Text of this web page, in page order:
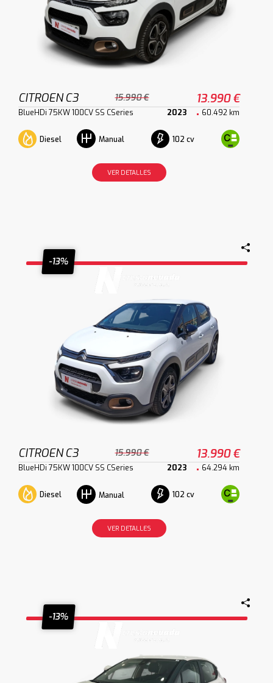
CITROEN C3 15.990 € 13.990 €
BlueHDi 75KW 100CV SS CSeries 2023 60.492 km
Diesel Manual 102 cv
VER DETALLES
-13%
CITROEN C3 15.990 € 13.990 €
BlueHDi 75KW 100CV SS CSeries 2023 64.294 km
Diesel Manual 102 cv
VER DETALLES
-13%